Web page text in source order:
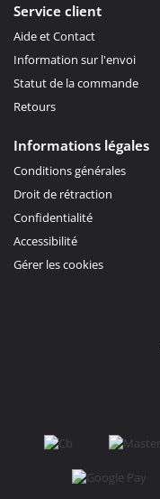
Service client
Aide et Contact
Information sur l'envoi
Statut de la commande
Retours
Informations légales
Conditions générales
Droit de rétraction
Confidentialité
Accessibilité
Gérer les cookies